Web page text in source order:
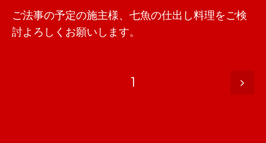
ご法事の予定の施主様、七魚の仕出し料理をご検
討よろしくお願いします。
1